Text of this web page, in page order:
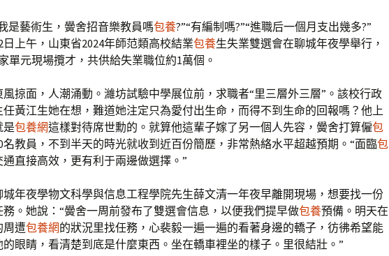
是藝術生，黌舍招音樂教員嗎包養?”“有編制嗎?”“進職后一個月支出幾多?”
上午，山東省2024年師范類高校結業包養生失業雙選會在聊城年夜學舉行，
單元現場攬才，共供給失業職位約1萬個。
風掠面，人潮涌動。濰坊試驗中學展位前，求職者“里三層外三層”。該校行政
任黃江生她在想，難道她注定只為愛付出生命，而得不到生命的回報嗎？他上
是包養網這樣對待席世勳的。就算他這輩子嫁了另一個人先容，黌舍打算僱包
名教員，不到半天的時光就收到近百份簡歷，非常熱絡水平超越預期。“面臨包
通直接高效，更有利于兩邊做選擇。”
城年夜學物文科學與信息工程學院先生薛文清一年夜早離開現場，想要找一份
務。她說：“黌舍一周前發布了雙選會信息，以便我們提早做包養預備。明天在
周遭包養網的狀況里找任務，心裴毅一遍一遍的看著身邊的轎子，彷彿希望能
的眼睛，看清楚到底是什麼東西。坐在轎車裡坐的樣子。里很結壯。”